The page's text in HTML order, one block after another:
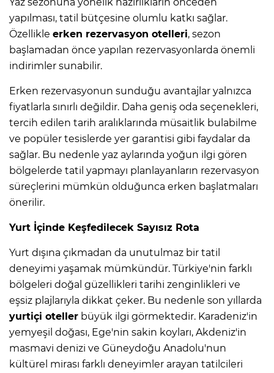
yapılması, tatil bütçesine olumlu katkı sağlar.
Özellikle erken rezervasyon otelleri, sezon
başlamadan önce yapılan rezervasyonlarda önemli
indirimler sunabilir.
Erken rezervasyonun sunduğu avantajlar yalnızca
fiyatlarla sınırlı değildir. Daha geniş oda seçenekleri,
tercih edilen tarih aralıklarında müsaitlik bulabilme
ve popüler tesislerde yer garantisi gibi faydalar da
sağlar. Bu nedenle yaz aylarında yoğun ilgi gören
bölgelerde tatil yapmayı planlayanların rezervasyon
süreçlerini mümkün olduğunca erken başlatmaları
önerilir.
Yurt İçinde Keşfedilecek Sayısız Rota
Yurt dışına çıkmadan da unutulmaz bir tatil
deneyimi yaşamak mümkündür. Türkiye'nin farklı
bölgeleri doğal güzellikleri tarihi zenginlikleri ve
eşsiz plajlarıyla dikkat çeker. Bu nedenle son yıllarda
yurtiçi oteller büyük ilgi görmektedir. Karadeniz'in
yemyeşil doğası, Ege'nin sakin koyları, Akdeniz'in
masmavi denizi ve Güneydoğu Anadolu'nun
kültürel mirası farklı deneyimler arayan tatilcileri